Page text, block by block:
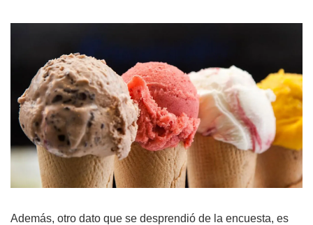
Además, otro dato que se desprendió de la encuesta, es